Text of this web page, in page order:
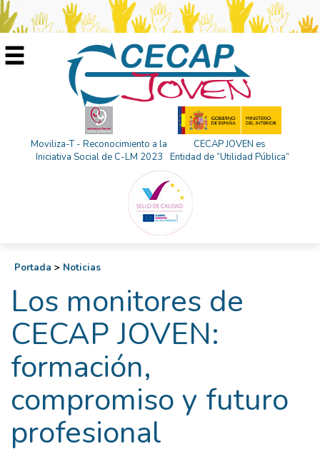
Moviliza-T - Reconocimiento a la
Iniciativa Social de C-LM 2023
CECAP JOVEN es
Entidad de “Utilidad Pública”
Portada > Noticias
Los monitores de
CECAP JOVEN:
formación,
compromiso y futuro
profesional